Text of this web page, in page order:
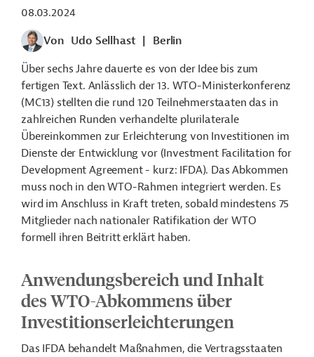
08.03.2024
Von Udo Sellhast
Berlin
Über sechs Jahre dauerte es von der Idee bis zum
fertigen Text. Anlässlich der 13. WTO-Ministerkonferenz
(MC13) stellten die rund 120 Teilnehmerstaaten das in
zahlreichen Runden verhandelte plurilaterale
Übereinkommen zur Erleichterung von Investitionen im
Dienste der Entwicklung vor (Investment Facilitation for
Development Agreement - kurz: IFDA). Das Abkommen
muss noch in den WTO-Rahmen integriert werden. Es
wird im Anschluss in Kraft treten, sobald mindestens 75
Mitglieder nach nationaler Ratifikation der WTO
formell ihren Beitritt erklärt haben.
Anwendungsbereich und Inhalt
des WTO-Abkommens über
Investitionserleichterungen
Das IFDA behandelt Maßnahmen, die Vertragsstaaten